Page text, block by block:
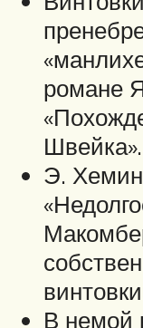
романе
Швейка».
Э.
В немой